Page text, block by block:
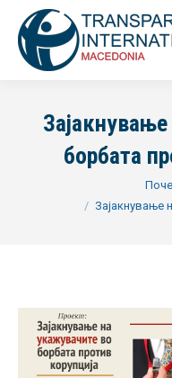
борбата
Зајакнување